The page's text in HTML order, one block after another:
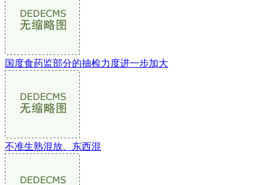
国度食药监部分的抽检力度进一步加大
不准生熟混放、东西混